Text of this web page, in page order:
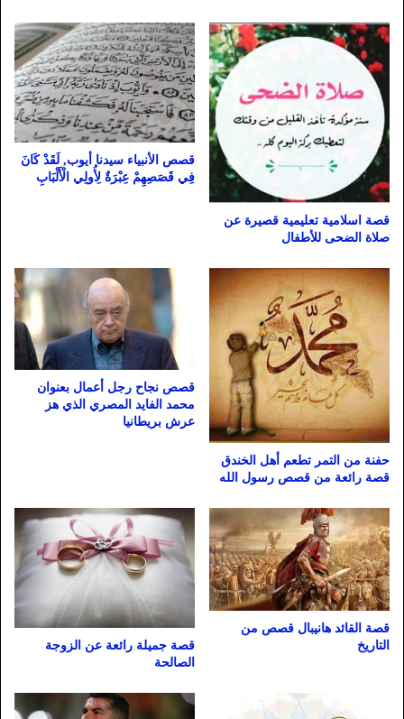
قصة اسلامية تعليمية قصيرة عن
صلاة الضحى للأطفال
قصص الأنبياء سيدنا أيوب, لَقَدْ كَانَ
فِي قَصَصِهِمْ عِبْرَةٌ لِأُولِي الْأَلْبَابِ
حفنة من التمر تطعم أهل الخندق
قصة رائعة من قصص رسول الله
قصص نجاح رجل أعمال بعنوان
محمد الفايد المصري الذي هز
عرش بريطانيا
قصة القائد هانيبال قصص من
التاريخ
قصة جميلة رائعة عن الزوجة
الصالحة